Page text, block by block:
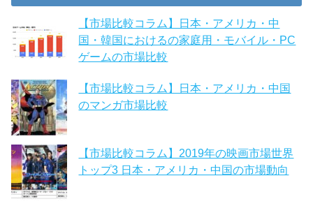
【市場比較コラム】日本・アメリカ・中
国・韓国におけるの家庭用・モバイル・PC
ゲームの市場比較
【市場比較コラム】日本・アメリカ・中国
のマンガ市場比較
【市場比較コラム】2019年の映画市場世界
トップ3 日本・アメリカ・中国の市場動向